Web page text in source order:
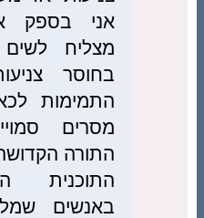
אני בספק
מצליח
בחוסר
התמימות
מסרים
התורה
התוכנית
באנשים